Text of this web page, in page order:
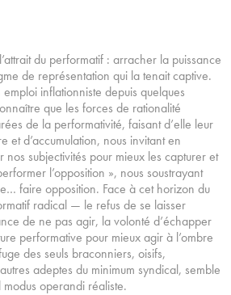
du performatif : arracher la puissance
de représentation qui la tenait captive.
inflationniste depuis quelques
que les forces de rationalité
de la performativité, faisant d’elle leur
et d’accumulation, nous invitant en
subjectivités pour mieux les capturer et
l’opposition », nous soustrayant
faire opposition. Face à cet horizon du
radical — le refus de se laisser
de ne pas agir, la volonté d’échapper
performative pour mieux agir à l’ombre
des seuls braconniers, oisifs,
adeptes du minimum syndical, semble
operandi réaliste.